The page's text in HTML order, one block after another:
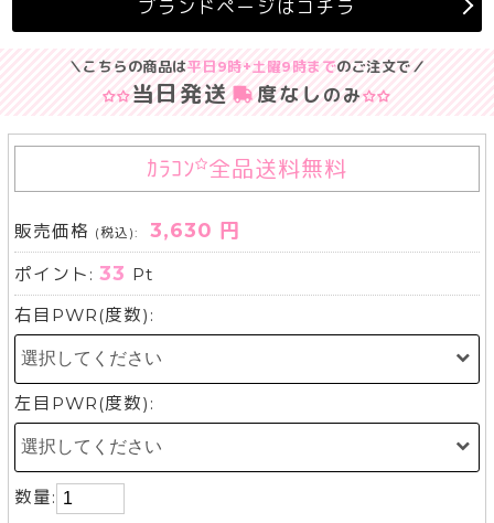
ブランドページはコチラ
＼こちらの商品は平日9時+土曜9時までのご注文で／
当日発送 度なし のみ
ｶﾗｺﾝ 全品送料無料
販売価格 (税込): 3,630 円
ポイント:33 Pt
右目PWR(度数):
左目PWR(度数):
数量: